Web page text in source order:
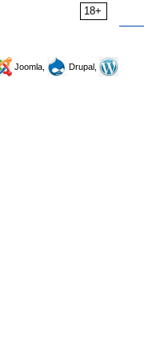
18+
Joomla,
Drupal,